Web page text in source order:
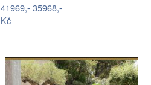
41969,-35968,-
Kč